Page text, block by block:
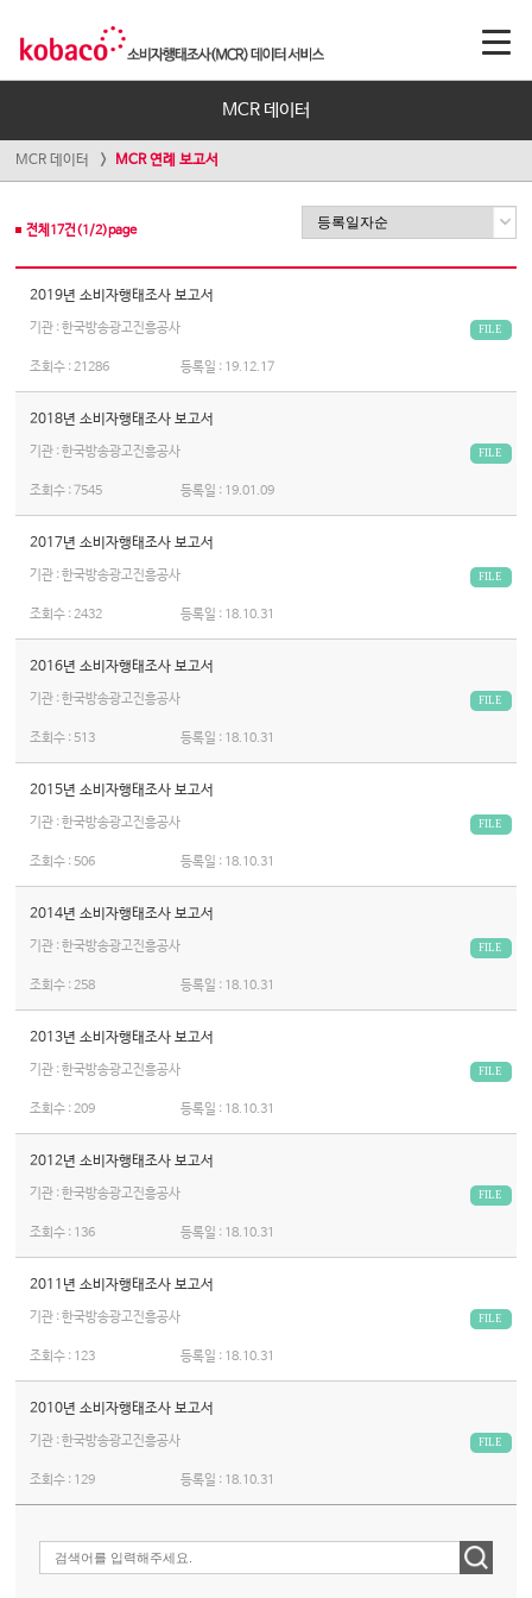
MCR 데이터
MCR 데이터 MCR 연례 보고서
전체 17건(1 /2)page
2019년 소비자행태조사 보고서
기관 : 한국방송광고진흥공사 FILE
조회수 :21286 등록일 : 19.12.17
2018년 소비자행태조사 보고서
기관 : 한국방송광고진흥공사 FILE
조회수 :7545 등록일 : 19.01.09
2017년 소비자행태조사 보고서
기관 : 한국방송광고진흥공사 FILE
조회수 :2432 등록일 : 18.10.31
2016년 소비자행태조사 보고서
기관 : 한국방송광고진흥공사 FILE
조회수 : 513 등록일 : 18.10.31
2015년 소비자행태조사 보고서
기관 : 한국방송광고진흥공사 FILE
조회수 : 506 등록일 : 18.10.31
2014년 소비자행태조사 보고서
기관 : 한국방송광고진흥공사 FILE
조회수 :258 등록일 : 18.10.31
2013년 소비자행태조사 보고서
기관 : 한국방송광고진흥공사 FILE
조회수 :209 등록일 : 18.10.31
2012년 소비자행태조사 보고서
기관 : 한국방송광고진흥공사 FILE
조회수 : 136 등록일 : 18.10.31
2011년 소비자행태조사 보고서
기관 : 한국방송광고진흥공사 FILE
조회수 : 123 등록일 : 18.10.31
2010년 소비자행태조사 보고서
기관 : 한국방송광고진흥공사 FILE
조회수 : 129 등록일 : 18.10.31